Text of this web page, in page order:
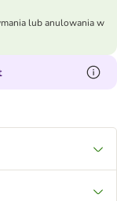
lub anulowania w